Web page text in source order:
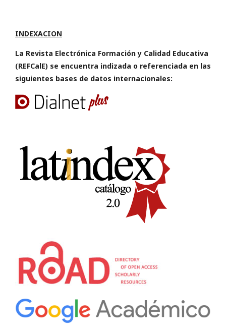
INDEXACION
La Revista Electrónica Formación y Calidad Educativa
(REFCalE) se encuentra indizada o referenciada en las
siguientes bases de datos internacionales: